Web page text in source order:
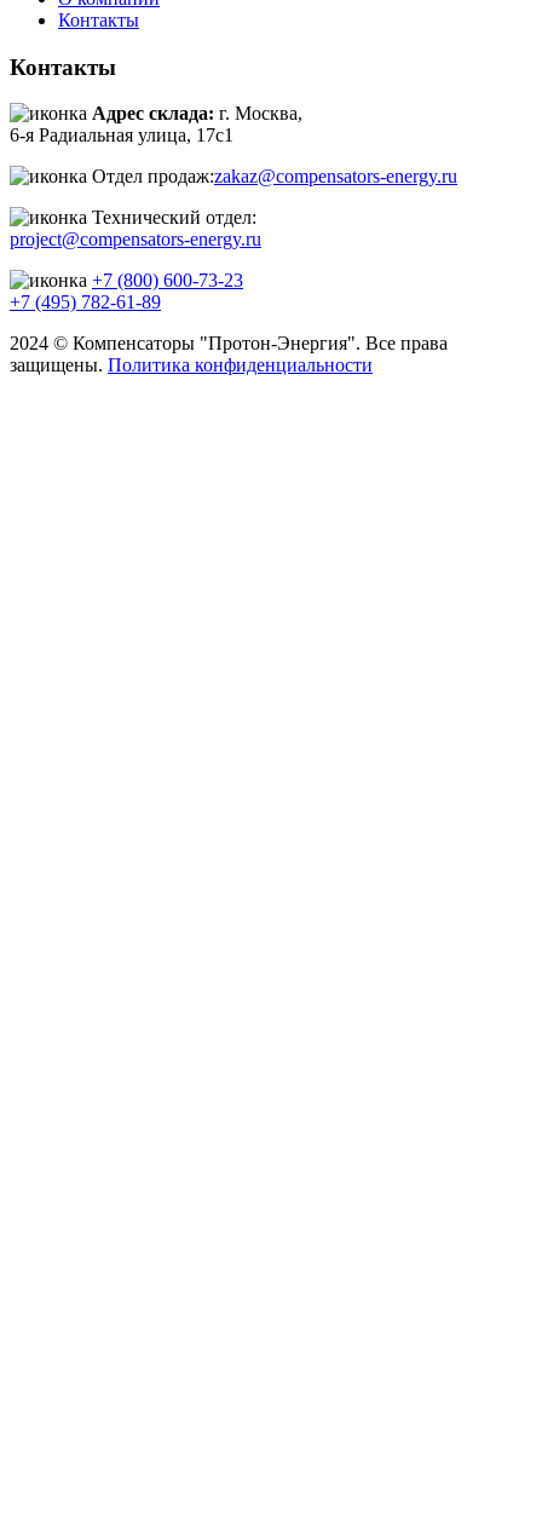
Контакты
Контакты
Адрес склада: г. Москва,
6-я Радиальная улица, 17с1
Отдел продаж:zakaz@compensators-energy.ru
Технический отдел:
project@compensators-energy.ru
+7 (800) 600-73-23
+7 (495) 782-61-89
2024 © Компенсаторы "Протон-Энергия". Все права
защищены. Политика конфиденциальности